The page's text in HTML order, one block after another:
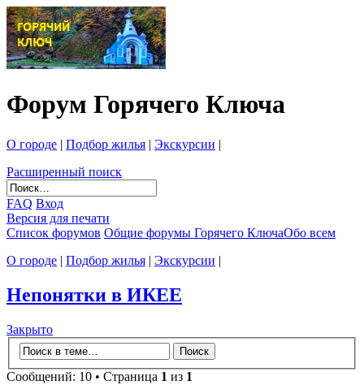
Форум Горячего Ключа
О городе | Подбор жилья | Экскурсии |
Расширенный поиск
FAQ Вход
Версия для печати
Список форумов Общие форумы Горячего КлючаОбо всем
О городе | Подбор жилья | Экскурсии |
Непонятки в ИКЕЕ
Закрыто
Сообщений: 10 • Страница 1 из 1